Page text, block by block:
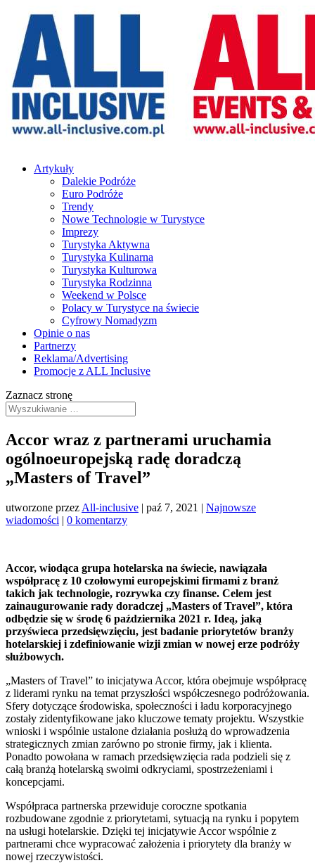
Artykuły
Dalekie Podróże
Euro Podróże
Trendy
Nowe Technologie w Turystyce
Imprezy
Turystyka Aktywna
Turystyka Kulinarna
Turystyka Kulturowa
Turystyka Rodzinna
Weekend w Polsce
Polacy w Turystyce na świecie
Cyfrowy Nomadyzm
Opinie o nas
Partnerzy
Reklama/Advertising
Promocje z ALL Inclusive
Zaznacz stronę
Accor wraz z partnerami uruchamia
ogólnoeuropejską radę doradczą
„Masters of Travel”
utworzone przez All-inclusive | paź 7, 2021 | Najnowsze
wiadomości | 0 komentarzy
Accor, wiodąca grupa hotelarska na świecie, nawiązała
współpracę z 10 czołowymi europejskimi firmami z branż
takich jak technologie, rozrywka czy finanse. Celem jest
zainaugurowanie rady doradczej „Masters of Travel”, która
odbędzie się w środę 6 października 2021 r. Ideą, jaką
przyświeca przedsięwzięciu, jest badanie priorytetów branży
hotelarskiej i zdefiniowanie wizji zmian w nowej erze podróży
służbowych.
„Masters of Travel” to inicjatywa Accor, która obejmuje współpracę
z liderami rynku na temat przyszłości współczesnego podróżowania.
Sfery dotyczące środowiska, społeczności i ładu korporacyjnego
zostały zidentyfikowane jako kluczowe tematy projektu. Wszystkie
wnioski i wspólnie ustalone działania posłużą do wprowadzenia
strategicznych zmian zarówno po stronie firmy, jak i klienta.
Ponadto powołana w ramach przedsięwzięcia rada podzieli się z
całą branżą hotelarską swoimi odkryciami, spostrzeżeniami i
koncepcjami.
Współpraca partnerska przewiduje coroczne spotkania
rozbudowane zgodnie z priorytetami, sytuacją na rynku i popytem
na usługi hotelarskie. Dzięki tej inicjatywie Accor wspólnie z
partnerami chce wypracować założenia i priorytety dla branży w
nowej rzeczywistości.